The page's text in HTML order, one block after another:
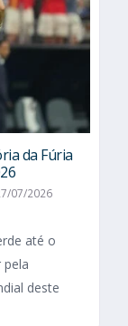
da Fúria
07/2026
até o
pela
deste